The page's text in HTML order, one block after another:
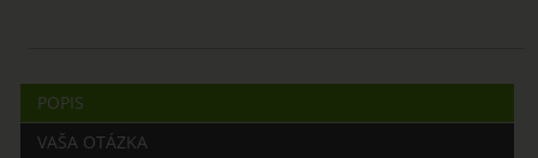
POPIS
VAŠA OTÁZKA